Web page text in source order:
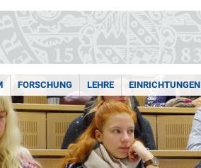
FORSCHUNG LEHRE EINRICHTUNGEN